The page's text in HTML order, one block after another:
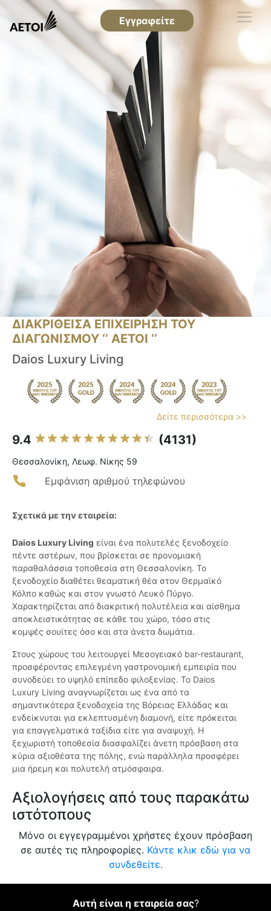
Εγγραφείτε
ΔΙΑΚΡΙΘΕΙΣΑ ΕΠΙΧΕΙΡΗΣΗ ΤΟΥ
ΔΙΑΓΩΝΙΣΜΟΥ ‘’ ΑΕΤΟΙ ‘’
Daios Luxury Living
Δείτε περισσότερα >>
9.4 (4131)
Θεσσαλονίκη, Λεωφ. Νίκης 59
Εμφάνιση αριθμού τηλεφώνου
Σχετικά με την εταιρεία:
Daios Luxury Living είναι ένα πολυτελές ξενοδοχείο
πέντε αστέρων, που βρίσκεται σε προνομιακή
παραθαλάσσια τοποθεσία στη Θεσσαλονίκη. Το
ξενοδοχείο διαθέτει θεαματική θέα στον Θερμαϊκό
Κόλπο καθώς και στον γνωστό Λευκό Πύργο.
Χαρακτηρίζεται από διακριτική πολυτέλεια και αίσθημα
αποκλειστικότητας σε κάθε του χώρο, τόσο στις
κομψές σουίτες όσο και στα άνετα δωμάτια.
Στους χώρους του λειτουργεί Μεσογειακό bar-restaurant,
προσφέροντας επιλεγμένη γαστρονομική εμπειρία που
συνοδεύει το υψηλό επίπεδο φιλοξενίας. Το Daios
Luxury Living αναγνωρίζεται ως ένα από τα
σημαντικότερα ξενοδοχεία της Βόρειας Ελλάδας και
ενδείκνυται για εκλεπτυσμένη διαμονή, είτε πρόκειται
για επαγγελματικά ταξίδια είτε για αναψυχή. Η
ξεχωριστή τοποθεσία διασφαλίζει άνετη πρόσβαση στα
κύρια αξιοθέατα της πόλης, ενώ παράλληλα προσφέρει
μια ήρεμη και πολυτελή ατμόσφαιρα.
Αξιολογήσεις από τους παρακάτω
ιστότοπους
Μόνο οι εγγεγραμμένοι χρήστες έχουν πρόσβαση
σε αυτές τις πληροφορίες. Κάντε κλικ εδώ για να
συνδεθείτε.
Αυτή είναι η εταιρεία σας?